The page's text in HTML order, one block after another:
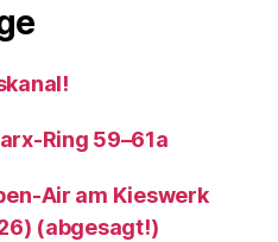
Ring 59–61a
Air am Kieswerk
(abgesagt!)